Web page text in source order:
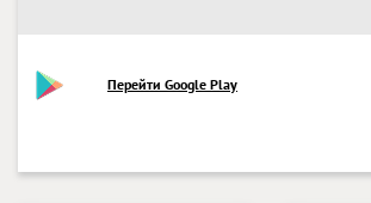
Перейти Google Play